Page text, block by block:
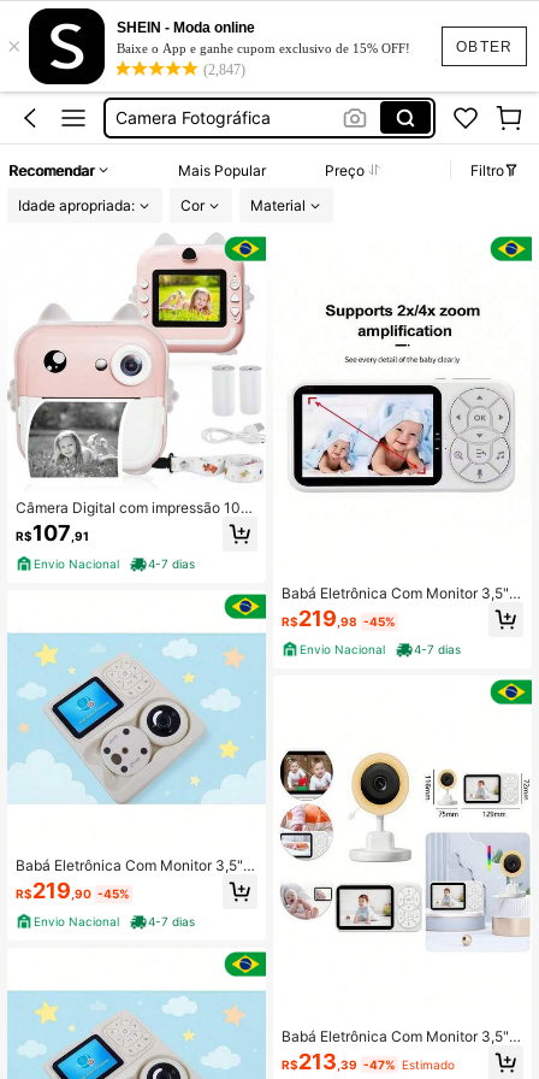
OBTER
×
SHEIN - Moda online
Baixe o App e ganhe cupom exclusivo de 15% OFF!
(2,847)
Mini Camera
Camera De Segurança Wifi
Camera Fotográfica
Mini Camera
Camera De Segurança Wifi
Recomendar Mais Popular Preço
Filtro
Idade apropriada:
Cor Material
Câmera Digital com impressão 108
0P
R$107,91
Envio Nacional
4-7 dias
Babá Eletrônica Com Monitor 3,5" V
isão Noturna Câmera C/ Sensor De
Temperatura De Áudio. D.K.L
R$219,90 -45%
Envio Nacional
4-7 dias
Babá Eletrônica Com Monitor 3,5" V
isão Noturna Câmera C/ Sensor De
Temperatura De Áudio. QIU PRESE
NTES
R$219 ,98 -45%
Envio Nacional
4-7 dias
Babá Eletrônica Com Monitor 3,5" V
isão Noturna Câmera C/ Sensor De
Temperatura De Áudio - PRIMICIAS
R$213,39 -47% Estimado